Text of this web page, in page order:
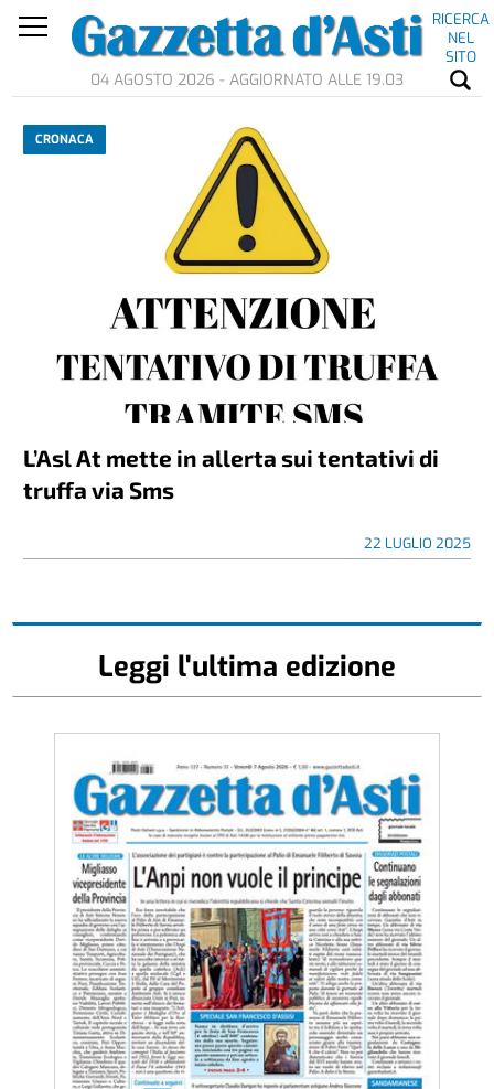
RICERCA
NEL
SITO
04 AGOSTO 2026 - AGGIORNATO ALLE 19.03
CRONACA
L’Asl At mette in allerta sui tentativi di
truffa via Sms
22 LUGLIO 2025
Leggi l'ultima edizione